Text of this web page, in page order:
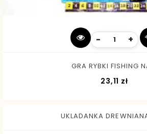
- +
GRA RYBKI FISHING
23,11 zł
UKLADANKA